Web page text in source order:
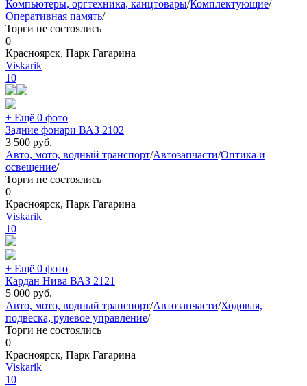
Компьютеры, оргтехника, канцтовары/Комплектующие/
Оперативная память/
Торги не состоялись
0
Красноярск, Парк Гагарина
Viskarik
10
+ Ещё 0 фото
Задние фонари ВАЗ 2102
3 500 руб.
Авто, мото, водный транспорт/Автозапчасти/Оптика и
освещение/
Торги не состоялись
0
Красноярск, Парк Гагарина
Viskarik
10
+ Ещё 0 фото
Кардан Нива ВАЗ 2121
5 000 руб.
Авто, мото, водный транспорт/Автозапчасти/Ходовая,
подвеска, рулевое управление/
Торги не состоялись
0
Красноярск, Парк Гагарина
Viskarik
10